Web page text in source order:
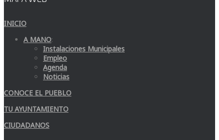
INICIO
A MANO:
Instalaciones Municipales
Empleo
Agenda
Noticias
CONOCE EL PUEBLO
TU AYUNTAMIENTO
CIUDADANOS